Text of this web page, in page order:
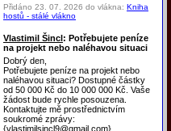
Přidáno 23. 07. 2026 do vlákna: Kniha
hostů - stálé vlákno
Vlastimil Šincl: Potřebujete peníze
na projekt nebo naléhavou situaci
Dobrý den,
Potřebujete peníze na projekt nebo
naléhavou situaci? Dostupné částky
od 50 000 Kč do 10 000 000 Kč. Vaše
žádost bude rychle posouzena.
Kontaktujte mě prostřednictvím
soukromé zprávy:
{vlastimilsincl9@gmail.com}